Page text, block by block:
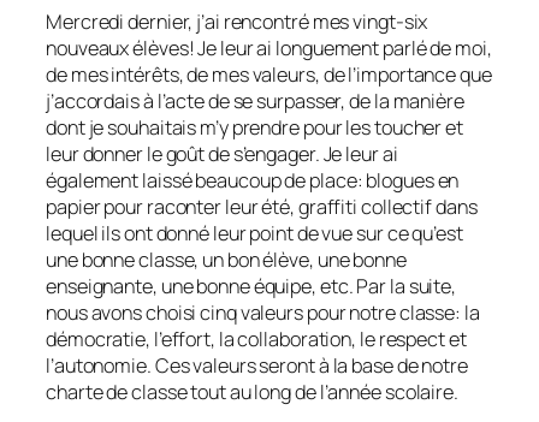
Mercredi dernier, j’ai rencontré mes vingt-six
nouveaux élèves! Je leur ai longuement parlé de moi,
de mes intérêts, de mes valeurs, de l’importance que
j’accordais à l’acte de se surpasser, de la manière
dont je souhaitais m’y prendre pour les toucher et
leur donner le goût de s’engager. Je leur ai
également laissé beaucoup de place: blogues en
papier pour raconter leur été, graffiti collectif dans
lequel ils ont donné leur point de vue sur ce qu’est
une bonne classe, un bon élève, une bonne
enseignante, une bonne équipe, etc. Par la suite,
nous avons choisi cinq valeurs pour notre classe: la
démocratie, l’effort, la collaboration, le respect et
l’autonomie. Ces valeurs seront à la base de notre
charte de classe tout au long de l’année scolaire.